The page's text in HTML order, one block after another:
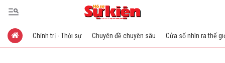
Chính trị - Thời sự Chuyên đề chuyên sâu Cửa sổ nhìn ra thế